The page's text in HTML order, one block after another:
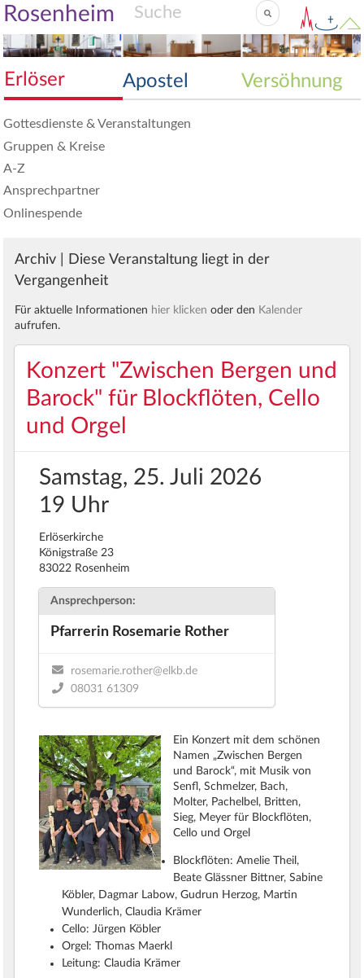
Rosenheim
Erlöser Apostel Versöhnung
Gottesdienste & Veranstaltungen
Gruppen & Kreise
A-Z
Ansprechpartner
Onlinespende
Archiv | Diese Veranstaltung liegt in der
Vergangenheit
Für aktuelle Informationen hier klicken oder den Kalender
aufrufen.
Konzert "Zwischen Bergen und
Barock" für Blockflöten, Cello
und Orgel
Samstag, 25. Juli 2026
19 Uhr
Erlöserkirche
Königstraße 23
83022 Rosenheim
Ansprechperson:
Pfarrerin Rosemarie Rother
rosemarie.rother@elkb.de
08031 61309
Ein Konzert mit dem schönen
Namen „Zwischen Bergen
und Barock“, mit Musik von
Senfl, Schmelzer, Bach,
Molter, Pachelbel, Britten,
Sieg, Meyer für Blockflöten,
Cello und Orgel
Blockflöten: Amelie Theil,
Beate Glässner Bittner, Sabine
Köbler, Dagmar Labow, Gudrun Herzog, Martin
Wunderlich, Claudia Krämer
Cello: Jürgen Köbler
Orgel: Thomas Maerkl
Leitung: Claudia Krämer